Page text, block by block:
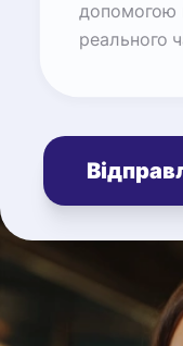
допомогою
реального